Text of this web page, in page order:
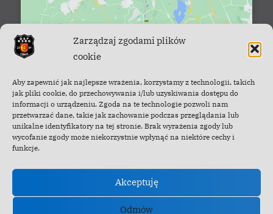
Zarządzaj zgodami plików
cookie
Aby zapewnić jak najlepsze wrażenia, korzystamy z technologii, takich
jak pliki cookie, do przechowywania i/lub uzyskiwania dostępu do
informacji o urządzeniu. Zgoda na te technologie pozwoli nam
przetwarzać dane, takie jak zachowanie podczas przeglądania lub
unikalne identyfikatory na tej stronie. Brak wyrażenia zgody lub
wycofanie zgody może niekorzystnie wpłynąć na niektóre cechy i
funkcje.
Akceptuję
Odmów
Facebook - OSP Cisna